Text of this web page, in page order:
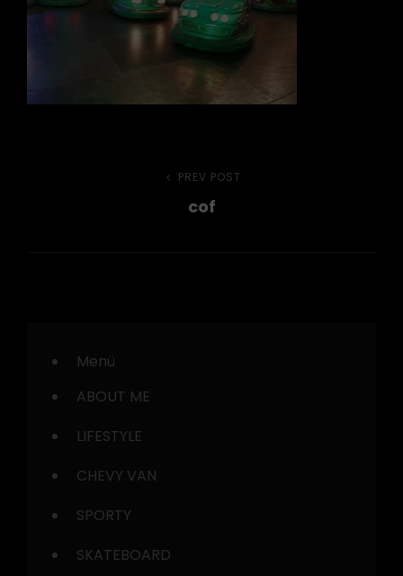
Beitragsnavigation
Previous
Post
PREV POST
cof
Menü
ABOUT ME
LIFESTYLE
CHEVY VAN
SPORTY
SKATEBOARD